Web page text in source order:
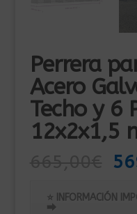
Perrera
Acero
Techo y 6
12x2x1,5
El
⭐ INFORMACIÓN
⮕